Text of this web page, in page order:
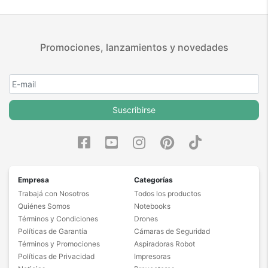
Promociones, lanzamientos y novedades
Suscribirse
Empresa
Trabajá con Nosotros
Quiénes Somos
Términos y Condiciones
Políticas de Garantía
Términos y Promociones
Políticas de Privacidad
Categorías
Todos los productos
Notebooks
Drones
Cámaras de Seguridad
Aspiradoras Robot
Impresoras